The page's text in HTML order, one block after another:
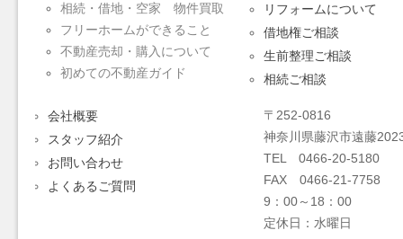
相続・借地・空家 物件買取
フリーホームができること
不動産売却・購入について
初めての不動産ガイド
リフォームについて
借地権ご相談
生前整理ご相談
相続ご相談
会社概要
スタッフ紹介
お問い合わせ
よくあるご質問
〒252-0816
神奈川県藤沢市遠藤
TEL 0466-20-5180
FAX 0466-21-7758
9：00～18：00
定休日：水曜日